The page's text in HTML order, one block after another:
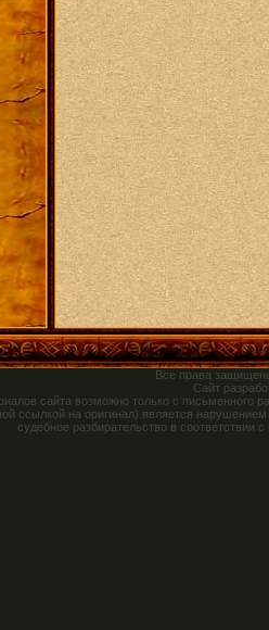
Все права
Сайт
сайта возможно только с письменного
ссылкой на оригинал) является
судебное разбирательство в